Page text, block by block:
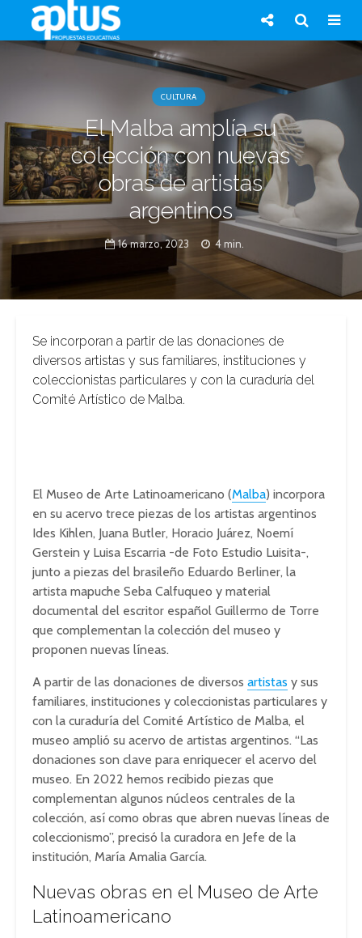
CULTURA
El Malba amplía su
colección con nuevas
obras de artistas
argentinos
16 marzo, 2023 4 min.
Se incorporan a partir de las donaciones de
diversos artistas y sus familiares, instituciones y
coleccionistas particulares y con la curaduría del
Comité Artístico de Malba.
El Museo de Arte Latinoamericano (Malba) incorpora
en su acervo trece piezas de los artistas argentinos
Ides Kihlen, Juana Butler, Horacio Juárez, Noemí
Gerstein y Luisa Escarria -de Foto Estudio Luisita-,
junto a piezas del brasileño Eduardo Berliner, la
artista mapuche Seba Calfuqueo y material
documental del escritor español Guillermo de Torre
que complementan la colección del museo y
proponen nuevas líneas.
A partir de las donaciones de diversos artistas y sus
familiares, instituciones y coleccionistas particulares y
con la curaduría del Comité Artístico de Malba, el
museo amplió su acervo de artistas argentinos. “Las
donaciones son clave para enriquecer el acervo del
museo. En 2022 hemos recibido piezas que
complementan algunos núcleos centrales de la
colección, así como obras que abren nuevas líneas de
coleccionismo”, precisó la curadora en Jefe de la
institución, María Amalia García.
Nuevas obras en el Museo de Arte
Latinoamericano